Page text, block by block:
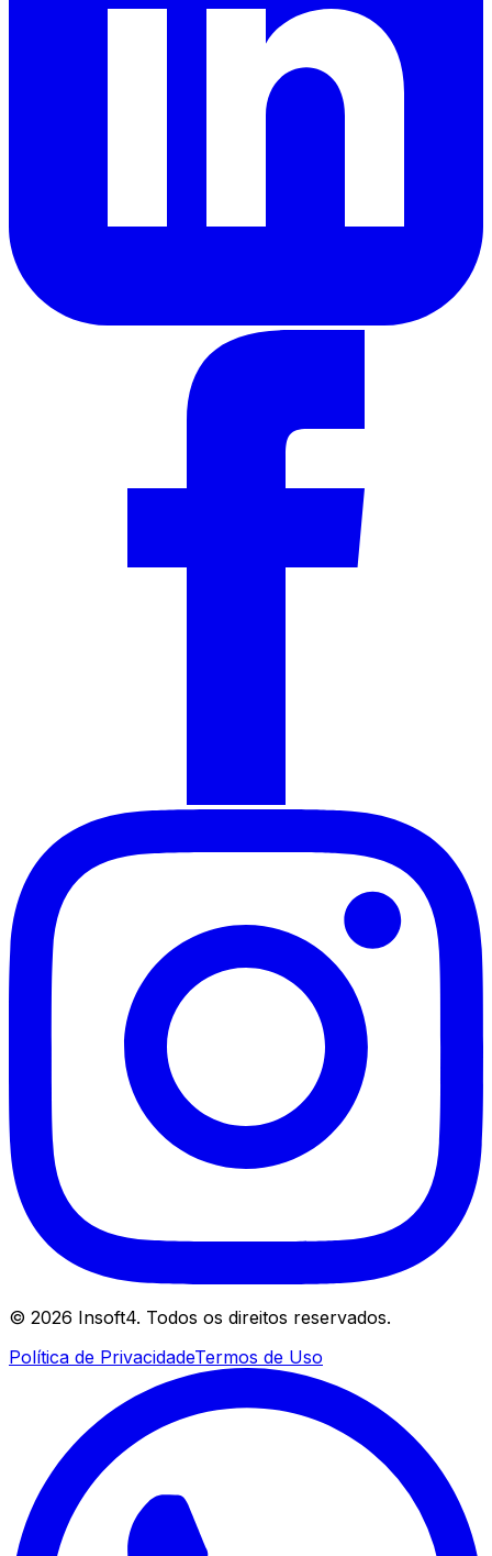
© 2026 Insoft4. Todos os direitos reservados.
Política de PrivacidadeTermos de Uso